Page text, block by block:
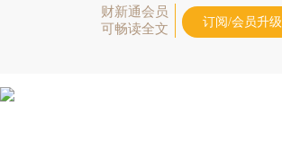
财新通会员
可畅读全文
订阅/会员升级